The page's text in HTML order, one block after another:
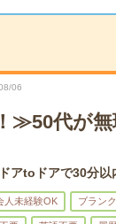
06
≫50代が無
アtoドアで30分以
人未経験OK ブラン